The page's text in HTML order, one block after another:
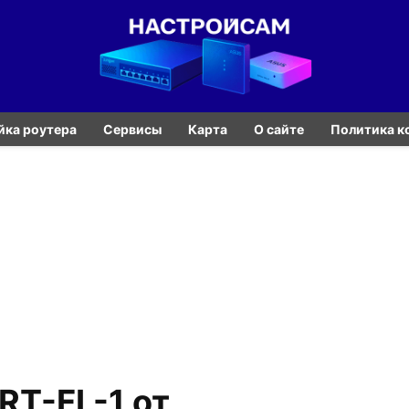
роутера Сервисы Карта О сайте Политика